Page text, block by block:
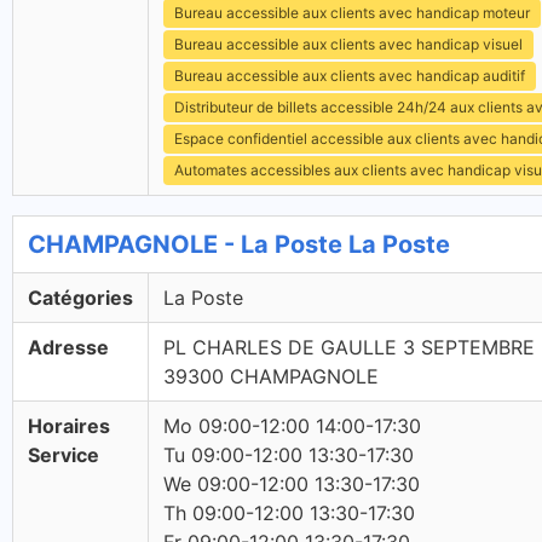
Bureau accessible aux clients avec handicap moteur
Bureau accessible aux clients avec handicap visuel
Bureau accessible aux clients avec handicap auditif
Distributeur de billets accessible 24h/24 aux clients
Espace confidentiel accessible aux clients avec
Automates accessibles aux clients avec handicap
CHAMPAGNOLE - La Poste La Poste
Catégories La Poste
Adresse
PL CHARLES DE GAULLE 3 SEPTEMBRE
39300 CHAMPAGNOLE
Horaires
Service
Mo 09:00-12:00 14:00-17:30
Tu 09:00-12:00 13:30-17:30
We 09:00-12:00 13:30-17:30
Th 09:00-12:00 13:30-17:30